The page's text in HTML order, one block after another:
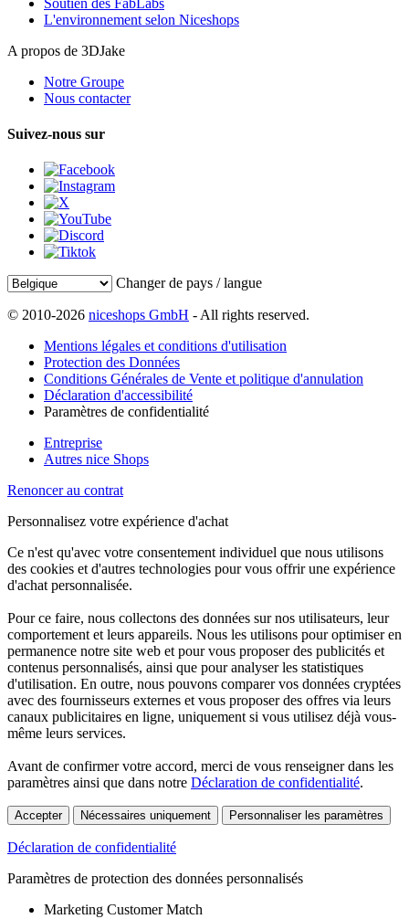
L'environnement selon Niceshops
A propos de 3DJake
Notre Groupe
Nous contacter
Suivez-nous sur
Changer de pays / langue
© 2010-2026 niceshops GmbH - All rights reserved.
Mentions légales et conditions d'utilisation
Protection des Données
Conditions Générales de Vente et politique d'annulation
Déclaration d'accessibilité
Paramètres de confidentialité
Entreprise
Autres nice Shops
Renoncer au contrat
Personnalisez votre expérience d'achat
Ce n'est qu'avec votre consentement individuel que nous utilisons
des cookies et d'autres technologies pour vous offrir une expérience
d'achat personnalisée.
Pour ce faire, nous collectons des données sur nos utilisateurs, leur
comportement et leurs appareils. Nous les utilisons pour optimiser en
permanence notre site web et pour vous proposer des publicités et
contenus personnalisés, ainsi que pour analyser les statistiques
d'utilisation. En outre, nous pouvons comparer vos données cryptées
avec des fournisseurs externes et vous proposer des offres via leurs
canaux publicitaires en ligne, uniquement si vous utilisez déjà vous-
même leurs services.
Avant de confirmer votre accord, merci de vous renseigner dans les
paramètres ainsi que dans notre Déclaration de confidentialité.
Accepter Nécessaires uniquement Personnaliser les paramètres
Déclaration de confidentialité
Paramètres de protection des données personnalisés
Marketing Customer Match